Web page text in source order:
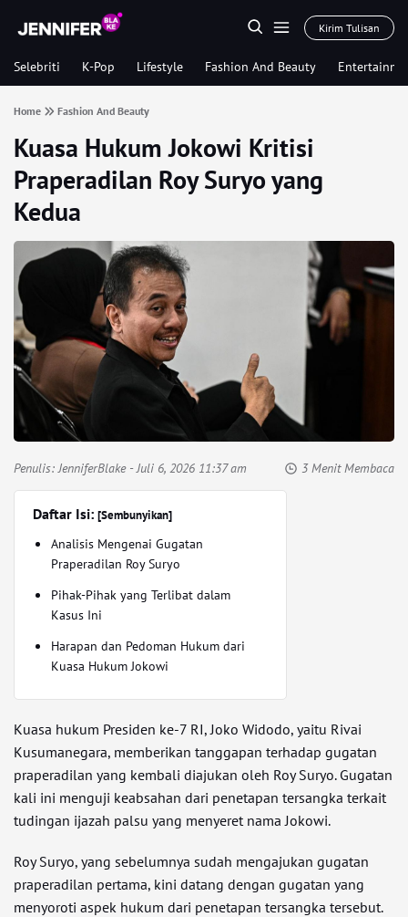
Kirim Tulisan
Selebriti K-Pop Lifestyle Fashion And Beauty
Home Fashion And Beauty
Kuasa Hukum Jokowi Kritisi
Praperadilan Roy Suryo yang
Kedua
Penulis:JenniferBlake- Juli 6, 2026 11:37 am 3 Menit Membaca
Daftar Isi: [Sembunyikan]
Analisis Mengenai Gugatan
Praperadilan Roy Suryo
Pihak-Pihak yang Terlibat dalam
Kasus Ini
Harapan dan Pedoman Hukum dari
Kuasa Hukum Jokowi
Kuasa hukum Presiden ke-7 RI, Joko Widodo, yaitu Rivai
Kusumanegara, memberikan tanggapan terhadap gugatan
praperadilan yang kembali diajukan oleh Roy Suryo. Gugatan
kali ini menguji keabsahan dari penetapan tersangka terkait
tudingan ijazah palsu yang menyeret nama Jokowi.
Roy Suryo, yang sebelumnya sudah mengajukan gugatan
praperadilan pertama, kini datang dengan gugatan yang
menyoroti aspek hukum dari penetapan tersangka tersebut.